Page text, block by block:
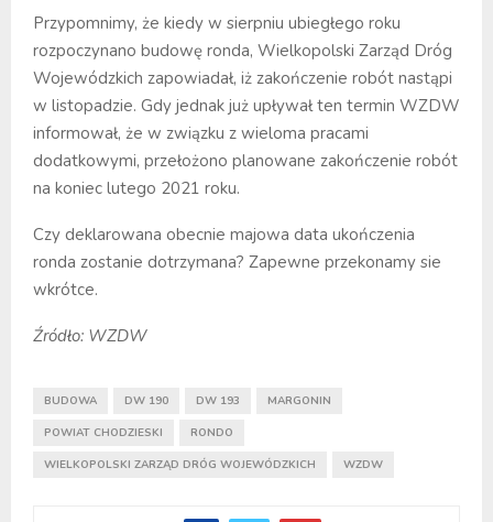
Przypomnimy, że kiedy w sierpniu ubiegłego roku
rozpoczynano budowę ronda, Wielkopolski Zarząd Dróg
Wojewódzkich zapowiadał, iż zakończenie robót nastąpi
w listopadzie. Gdy jednak już upływał ten termin WZDW
informował, że w związku z wieloma pracami
dodatkowymi, przełożono planowane zakończenie robót
na koniec lutego 2021 roku.
Czy deklarowana obecnie majowa data ukończenia
ronda zostanie dotrzymana? Zapewne przekonamy sie
wkrótce.
Źródło: WZDW
BUDOWA DW 190 DW 193 MARGONIN
POWIAT CHODZIESKI RONDO
WIELKOPOLSKI ZARZĄD DRÓG WOJEWÓDZKICH WZDW